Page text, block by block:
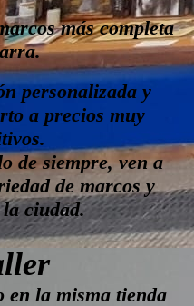
más completa
personalizada y
a precios muy
de siempre, ven a
de marcos y
la ciudad.
en la misma tienda